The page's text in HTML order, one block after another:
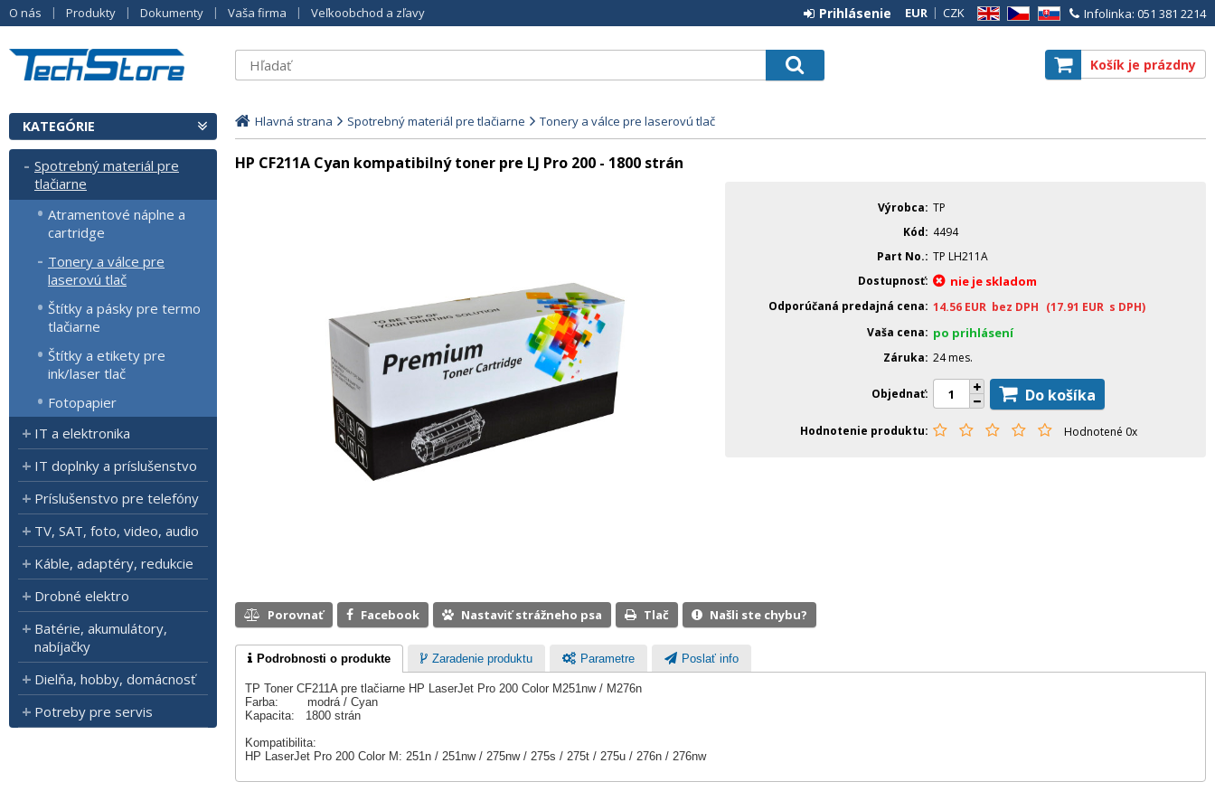
O nás Produkty Dokumenty Vaša firma Veľkoobchod a zľavy Infolinka: 051 381 2214
EN CZ SK
EUR CZK
Prihlásenie
Košík je prázdny
KATEGÓRIE
Spotrebný materiál pre
tlačiarne
Atramentové náplne a
cartridge
Tonery a válce pre
laserovú tlač
Štítky a pásky pre termo
tlačiarne
Štítky a etikety pre
ink/laser tlač
Fotopapier
IT a elektronika
IT doplnky a príslušenstvo
Príslušenstvo pre telefóny
TV, SAT, foto, video, audio
Káble, adaptéry, redukcie
Drobné elektro
Batérie, akumulátory,
nabíjačky
Dielňa, hobby, domácnosť
Potreby pre servis
Hlavná strana Spotrebný materiál pre tlačiarne Tonery a válce pre laserovú tlač
HP CF211A Cyan kompatibilný toner pre LJ Pro 200 - 1800 strán
Výrobca TP
Kód
4494
Part No. TP LH211A
Dostupnosť
nie je skladom
Odporúčaná predajná cena 14.56 EUR bez DPH (17.91 EUR s DPH)
Vaša cena
po prihlásení
Záruka 24 mes.
Objednať Do košíka
Hodnotenie produktu Hodnotené 0x
Porovnať Facebook Nastaviť strážneho psa Tlač Našli ste chybu?
Podrobnosti o produkte Zaradenie produktu Parametre Poslať info
TP Toner CF211A pre tlačiarne HP LaserJet Pro 200 Color M251nw / M276n
Farba: modrá / Cyan
Kapacita: 1800 strán
Kompatibilita:
HP LaserJet Pro 200 Color M: 251n / 251nw / 275nw / 275s / 275t / 275u / 276n / 276nw